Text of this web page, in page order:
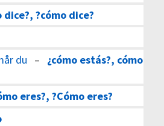
dice?, ?cómo dice?
du – ¿cómo estás?, cómo
eres?, ?Cómo eres?